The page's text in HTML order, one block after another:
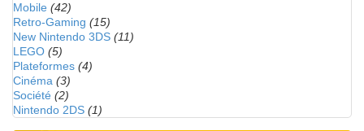
Mobile (42)
Retro-Gaming (15)
New Nintendo 3DS (11)
LEGO (5)
Plateformes (4)
Cinéma (3)
Société (2)
Nintendo 2DS (1)